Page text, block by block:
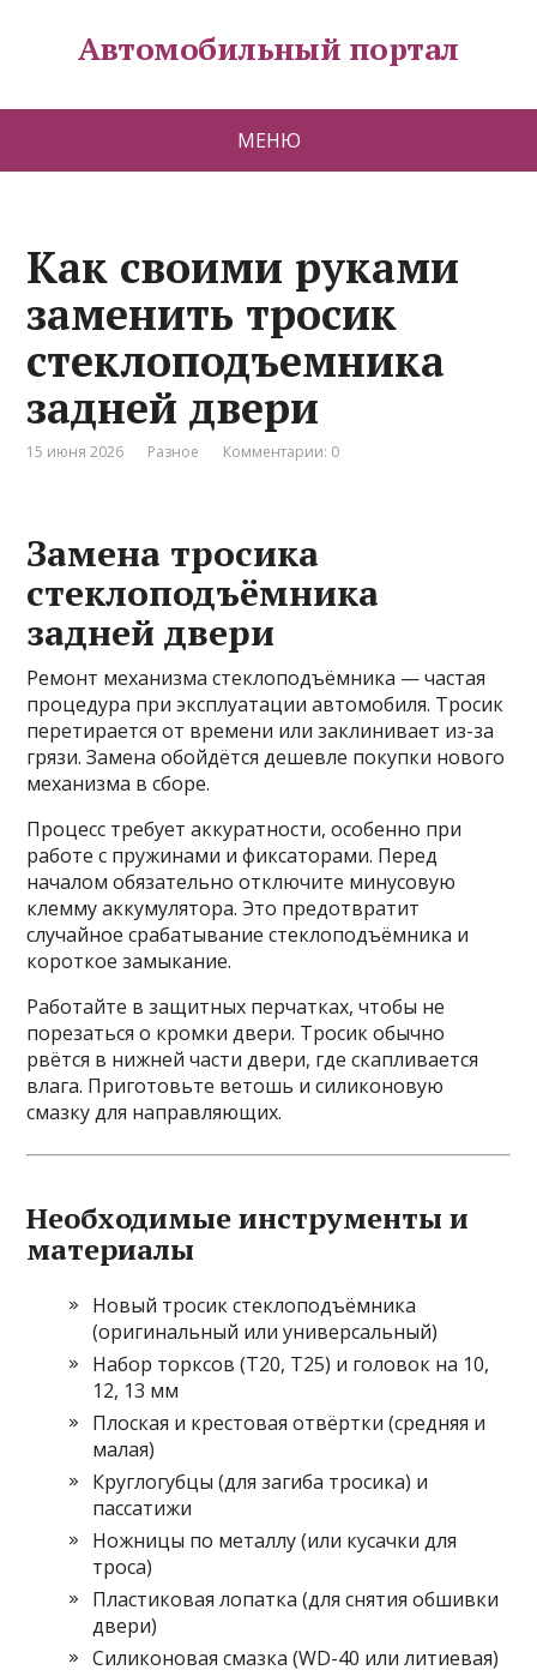
Автомобильный портал
МЕНЮ
Как своими руками
заменить тросик
стеклоподъемника
задней двери
15 июня 2026 Разное Комментарии: 0
Замена тросика
стеклоподъёмника
задней двери
Ремонт механизма стеклоподъёмника — частая
процедура при эксплуатации автомобиля. Тросик
перетирается от времени или заклинивает из-за
грязи. Замена обойдётся дешевле покупки нового
механизма в сборе.
Процесс требует аккуратности, особенно при
работе с пружинами и фиксаторами. Перед
началом обязательно отключите минусовую
клемму аккумулятора. Это предотвратит
случайное срабатывание стеклоподъёмника и
короткое замыкание.
Работайте в защитных перчатках, чтобы не
порезаться о кромки двери. Тросик обычно
рвётся в нижней части двери, где скапливается
влага. Приготовьте ветошь и силиконовую
смазку для направляющих.
Необходимые инструменты и
материалы
Новый тросик стеклоподъёмника
(оригинальный или универсальный)
Набор торксов (T20, T25) и головок на 10,
12, 13 мм
Плоская и крестовая отвёртки (средняя и
малая)
Круглогубцы (для загиба тросика) и
пассатижи
Ножницы по металлу (или кусачки для
троса)
Пластиковая лопатка (для снятия обшивки
двери)
Силиконовая смазка (WD-40 или литиевая)